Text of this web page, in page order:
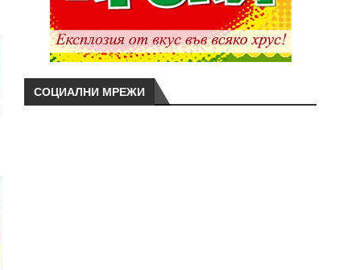
СОЦИАЛНИ МРЕЖИ